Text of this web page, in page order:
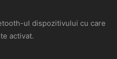
ul dispozitivului cu care
activat.